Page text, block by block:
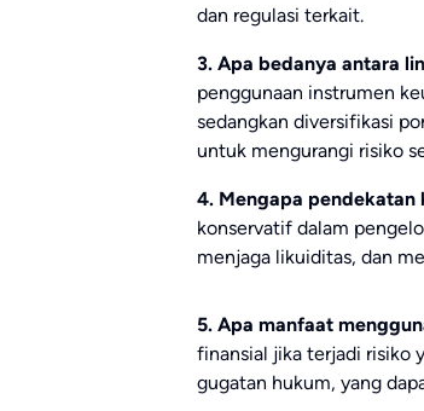
dan regulasi terkait.
3. Apa bedanya antara
penggunaan instrumen
sedangkan diversifikasi
untuk mengurangi risiko
4. Mengapa pendekatan
konservatif dalam
menjaga likuiditas, dan
5. Apa manfaat
finansial jika terjadi risiko
gugatan hukum, yang